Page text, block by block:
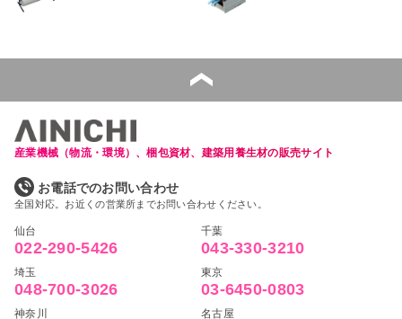
産業機械（物流・環境）、梱包資材、建築用養生材の販売サイト
お電話でのお問い合わせ
全国対応。お近くの営業所までお問い合わせください。
仙台
022-290-5426
千葉
043-330-3210
埼玉
048-700-3026
東京
03-6450-0803
神奈川 名古屋